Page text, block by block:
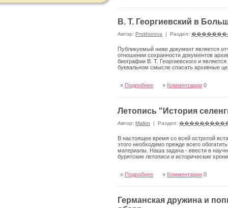
Парижі, що існують уже понад 150 років,
Папського інституту церковних студій
організаціях, парафіях, культурних і
В. Т. Георгиевский в
Автор: Prokhorova | Раздел:
Публикуемый ниже документ является
отношении сохранности документов
биографии В. Т. Георгиевского и
буквальном смысле спасать архивные
» Подробнее » Комментарии 0
Летопись "История
Автор: Malkin | Раздел:
В настоящее время со всей остротой
этого необходимо прежде всего
материалы. Наша задача - ввести в
бурятские лето­писи и исторические
» Подробнее » Комментарии 0
Германская дружина и